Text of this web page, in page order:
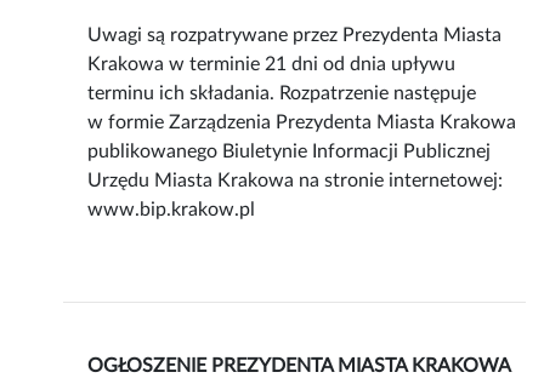
Uwagi są rozpatrywane przez Prezydenta Miasta
Krakowa w terminie 21 dni od dnia upływu
terminu ich składania. Rozpatrzenie następuje
w formie Zarządzenia Prezydenta Miasta Krakowa
publikowanego Biuletynie Informacji Publicznej
Urzędu Miasta Krakowa na stronie internetowej:
www.bip.krakow.pl
OGŁOSZENIE PREZYDENTA MIASTA KRAKOWA